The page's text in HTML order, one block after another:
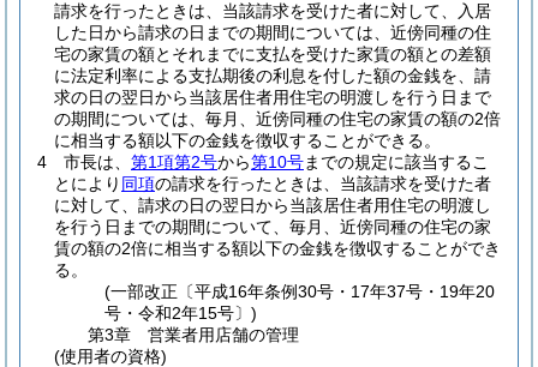
請求を行ったときは、当該請求を受けた者に対して、入居
した日から請求の日までの期間については、近傍同種の住
宅の家賃の額とそれまでに支払を受けた家賃の額との差額
に法定利率による支払期後の利息を付した額の金銭を、請
求の日の翌日から当該居住者用住宅の明渡しを行う日まで
の期間については、毎月、近傍同種の住宅の家賃の額の2倍
に相当する額以下の金銭を徴収することができる。
4
市長は、 第1項第2号から第10号までの規定に該当するこ
とにより 同項の請求を行ったときは、当該請求を受けた者
に対して、請求の日の翌日から当該居住者用住宅の明渡し
を行う日までの期間について、毎月、近傍同種の住宅の家
賃の額の2倍に相当する額以下の金銭を徴収することができ
る。
(一部改正〔平成16年条例30号・17年37号・19年20
号・令和2年15号〕)
第3章
営業者用店舗の管理
(使用者の資格)